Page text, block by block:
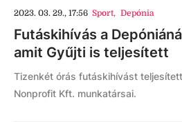
2023. 03. 29., 17:56 Sport, Depónia
Futáskihívás a
amit Gyűjti is teljesített
Tizenkét órás futáskihívást
Nonprofit Kft. munkatársai.